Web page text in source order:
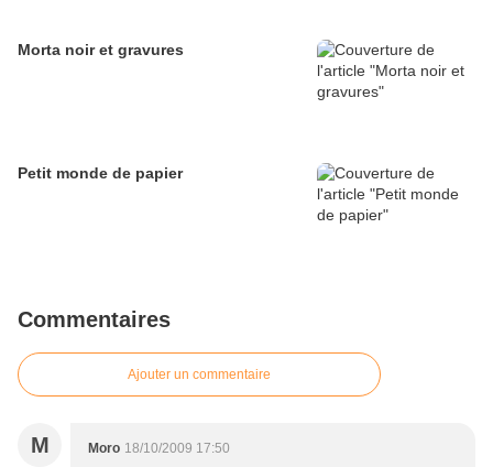
Morta noir et gravures
Petit monde de papier
Commentaires
Ajouter un commentaire
M Moro 18/10/2009 17:50